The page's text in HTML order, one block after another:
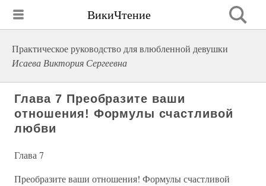
ВикиЧтение
Практическое руководство для влюбленной девушки
Исаева Виктория Сергеевна
Глава 7 Преобразите ваши
отношения! Формулы счастливой
любви
Глава 7
Преобразите ваши отношения! Формулы счастливой